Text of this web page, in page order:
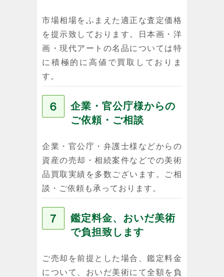
市場相場をふまえた適正な査定価格
を提示致しております。日本画・洋
画・現代アートの名品については特
に積極的に高値で買取しておりま
す。
６
企業・官公庁様からの
ご依頼・ご相談
企業・官公庁・弁護士様などからの
資産の売却・相続案件などでの美術
品買取実績を多数ございます。ご相
談・ご依頼も承っております。
７
鑑定料金、おいだ美術
で負担致します
ご売却を前提とした場合、鑑定料金
について、おいだ美術にて全額を負